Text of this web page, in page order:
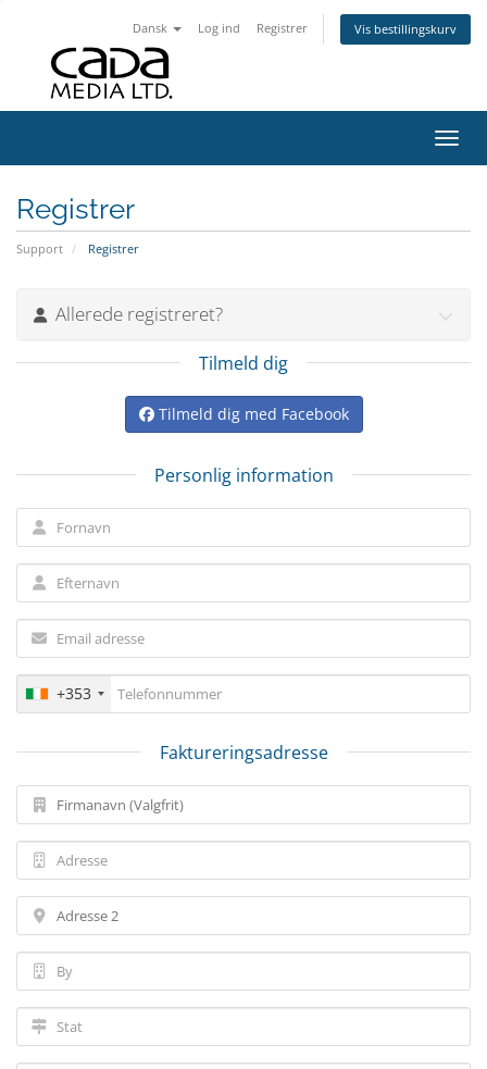
Dansk Log ind Registrer Vis bestillingskurv
Skift
Registrer
Support Registrer
Allerede registreret?
Tilmeld dig
Tilmeld dig med Facebook
Personlig information
+353
Faktureringsadresse